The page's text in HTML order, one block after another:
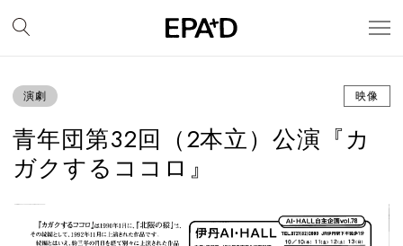
演劇 映像
青年団第32回（2本立）公演『カ
ガクするココロ』